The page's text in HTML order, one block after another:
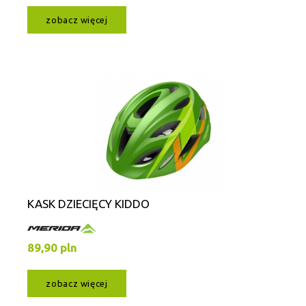
zobacz więcej
KASK DZIECIĘCY KIDDO
89,90 pln
zobacz więcej